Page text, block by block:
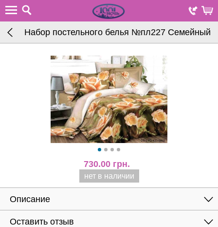
Набор постельного белья №пл227 Семейный
730.00 грн.
нет в наличии
Описание
Оставить отзыв